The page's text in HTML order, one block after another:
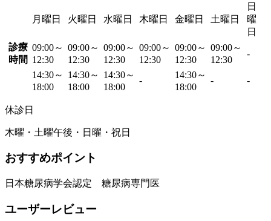
月曜日 火曜日 水曜日 木曜日 金曜日 土曜日
日
曜
日
診療
時間
09:00～
12:30
09:00～
12:30
09:00～
12:30
09:00～
12:30
09:00～
12:30
09:00～
12:30
-
14:30～
18:00
14:30～
18:00
14:30～
18:00
-
14:30～
18:00
- -
休診日
木曜・土曜午後・日曜・祝日
おすすめポイント
日本糖尿病学会認定 糖尿病専門医
ユーザーレビュー